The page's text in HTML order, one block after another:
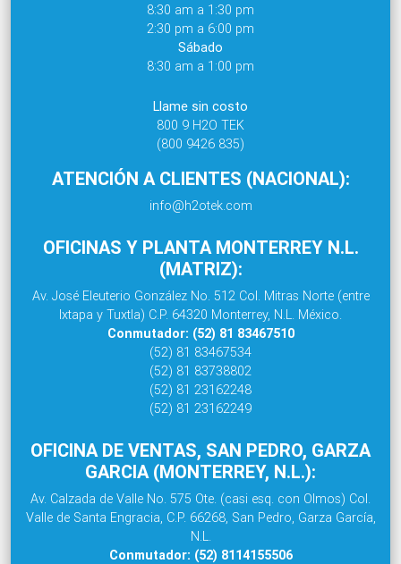
8:30 am a 1:30 pm
2:30 pm a 6:00 pm
Sábado
8:30 am a 1:00 pm
Llame sin costo
800 9 H2O TEK
(800 9426 835)
ATENCIÓN A CLIENTES (NACIONAL):
info@h2otek.com
OFICINAS Y PLANTA MONTERREY N.L.
(MATRIZ):
Av. José Eleuterio González No. 512 Col. Mitras Norte (entre
Ixtapa y Tuxtla) C.P. 64320 Monterrey, N.L. México.
Conmutador: (52) 81 83467510
(52) 81 83467534
(52) 81 83738802
(52) 81 23162248
(52) 81 23162249
OFICINA DE VENTAS, SAN PEDRO, GARZA
GARCIA (MONTERREY, N.L.):
Av. Calzada de Valle No. 575 Ote. (casi esq. con Olmos) Col.
Valle de Santa Engracia, C.P. 66268, San Pedro, Garza García,
N.L.
Conmutador: (52) 8114155506